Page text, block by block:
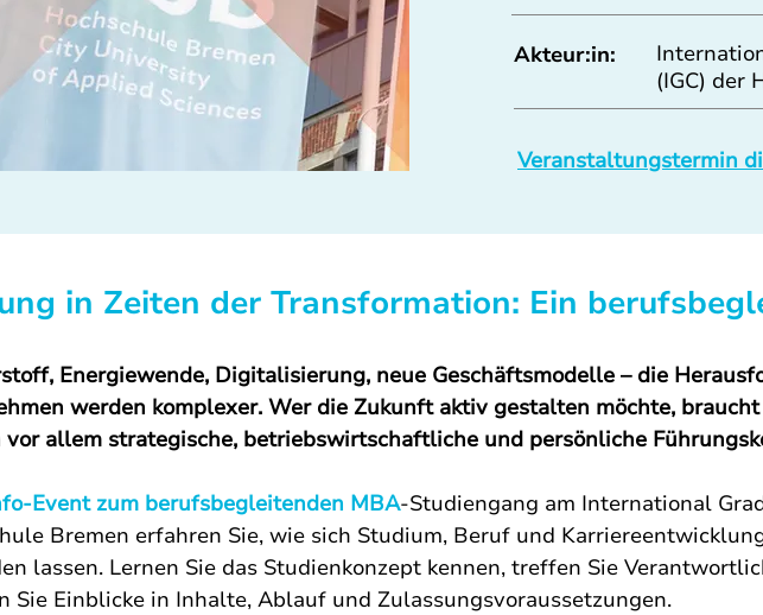
Akteur:in:
(IGC) der
Veranstaltungstermin
in Zeiten der Transformation: Ein
Energiewende, Digitalisierung, neue Geschäftsmodelle – die
werden komplexer. Wer die Zukunft aktiv gestalten möchte,
vor allem strategische, betriebswirtschaftliche und persönliche
Event zum berufsbegleitenden MBA-Studiengang am International
Bremen erfahren Sie, wie sich Studium, Beruf und
lassen. Lernen Sie das Studienkonzept kennen, treffen Sie
Sie Einblicke in Inhalte, Ablauf und Zulassungsvoraussetzungen.